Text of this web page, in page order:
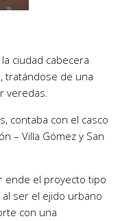
ciudad cabecera
tratándose de una
veredas.
contaba con el casco
– Villa Gómez y San
ende el proyecto tipo
ser el ejido urbano
con una